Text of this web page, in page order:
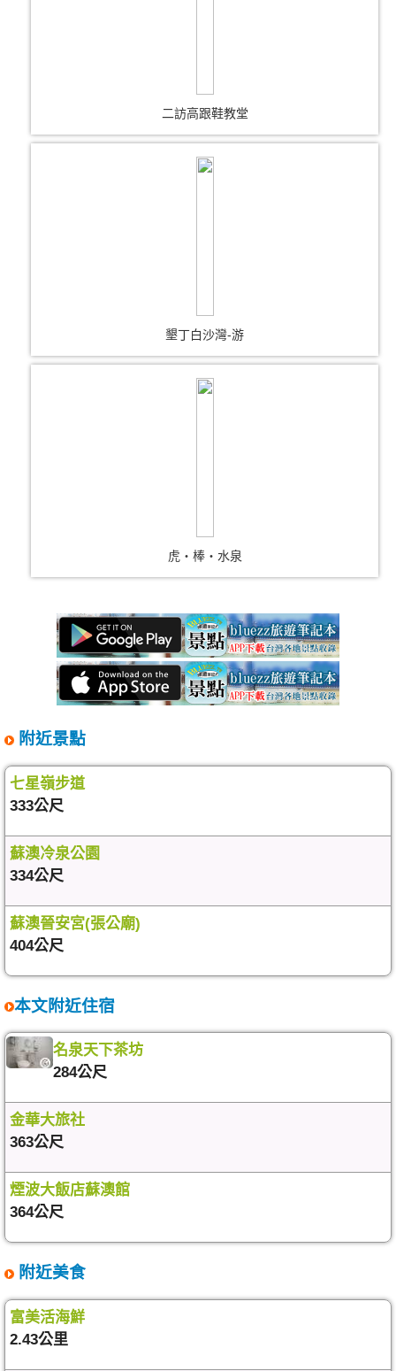
二訪高跟鞋教堂
墾丁白沙灣-游
虎‧棒‧水泉
附近景點
七星嶺步道
333公尺
蘇澳冷泉公園
334公尺
蘇澳晉安宮(張公廟)
404公尺
本文附近住宿
名泉天下茶坊
284公尺
金華大旅社
363公尺
煙波大飯店蘇澳館
364公尺
附近美食
富美活海鮮
2.43公里